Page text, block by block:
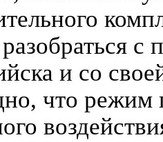
и со
что режим